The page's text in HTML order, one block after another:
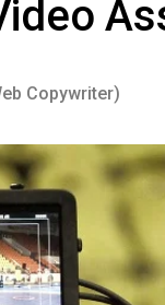
Copywriter)